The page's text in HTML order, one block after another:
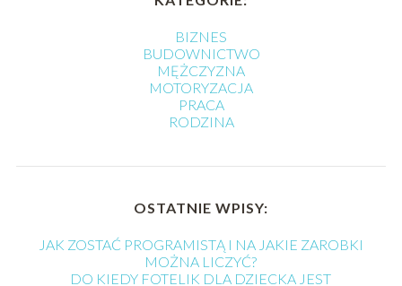
BIZNES
BUDOWNICTWO
MĘŻCZYZNA
MOTORYZACJA
PRACA
RODZINA
OSTATNIE WPISY:
JAK ZOSTAĆ PROGRAMISTĄ I NA JAKIE ZAROBKI
MOŻNA LICZYĆ?
DO KIEDY FOTELIK DLA DZIECKA JEST